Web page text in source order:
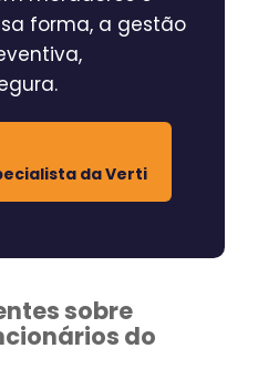
forma, a gestão
da Verti
sobre
do